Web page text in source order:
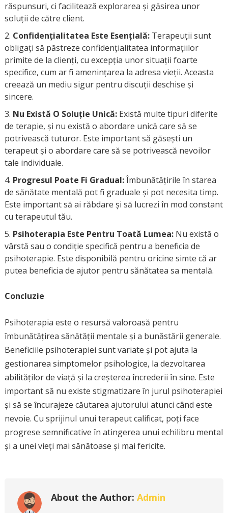
răspunsuri, ci facilitează explorarea și găsirea unor
soluții de către client.
Confidențialitatea Este Esențială:Terapeuții sunt
obligați să păstreze confidențialitatea informațiilor
primite de la clienți, cu excepția unor situații foarte
specifice, cum ar fi amenințarea la adresa vieții. Aceasta
creează un mediu sigur pentru discuții deschise și
sincere.
Nu Există O Soluție Unică:Există multe tipuri diferite
de terapie, și nu există o abordare unică care să se
potrivească tuturor. Este important să găsești un
terapeut și o abordare care să se potrivească nevoilor
tale individuale.
Progresul Poate Fi Gradual:Îmbunătățirile în starea
de sănătate mentală pot fi graduale și pot necesita timp.
Este important să ai răbdare și să lucrezi în mod constant
cu terapeutul tău.
Psihoterapia Este Pentru Toată Lumea:Nu există o
vârstă sau o condiție specifică pentru a beneficia de
psihoterapie. Este disponibilă pentru oricine simte că ar
putea beneficia de ajutor pentru sănătatea sa mentală.
Concluzie
Psihoterapia este o resursă valoroasă pentru
îmbunătățirea sănătății mentale și a bunăstării generale.
Beneficiile psihoterapiei sunt variate și pot ajuta la
gestionarea simptomelor psihologice, la dezvoltarea
abilităților de viață și la creșterea încrederii în sine. Este
important să nu existe stigmatizare în jurul psihoterapiei
și să se încurajeze căutarea ajutorului atunci când este
nevoie. Cu sprijinul unui terapeut calificat, poți face
progrese semnificative în atingerea unui echilibru mental
și a unei vieți mai sănătoase și mai fericite.
About the Author: Admin